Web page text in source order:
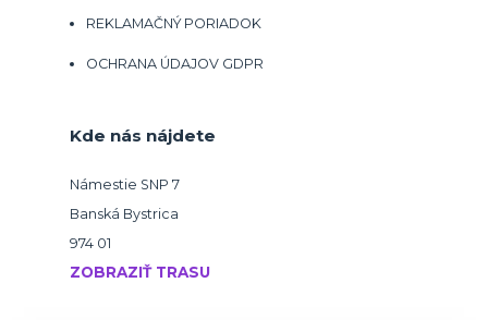
REKLAMAČNÝ PORIADOK
OCHRANA ÚDAJOV GDPR
Kde nás nájdete
Námestie SNP 7
Banská Bystrica
974 01
ZOBRAZIŤ TRASU